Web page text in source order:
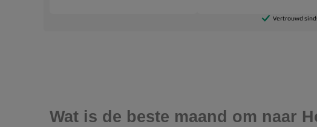
Wat is de beste maand om naar